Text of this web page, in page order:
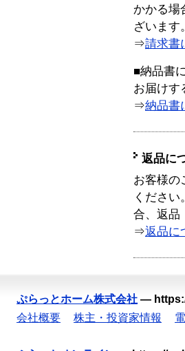
かかる場
ざいます。
⇒請求書
■納品書
お届けす
⇒納品書
返品に
お客様の
くださ
合、返品
⇒返品に
ぷらっとホーム株式会社 —
会社概要
株主・投資家情報